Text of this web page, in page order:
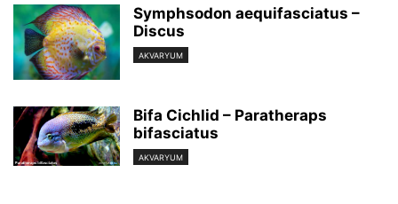
Symphsodon aequifasciatus –
Discus
AKVARYUM
Bifa Cichlid – Paratheraps
bifasciatus
AKVARYUM